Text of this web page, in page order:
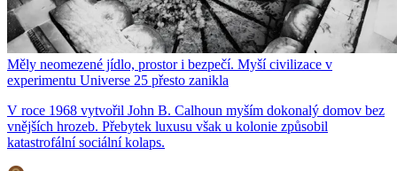
Měly neomezené jídlo, prostor i bezpečí. Myší civilizace v
experimentu Universe 25 přesto zanikla
V roce 1968 vytvořil John B. Calhoun myším dokonalý domov bez
vnějších hrozeb. Přebytek luxusu však u kolonie způsobil
katastrofální sociální kolaps.